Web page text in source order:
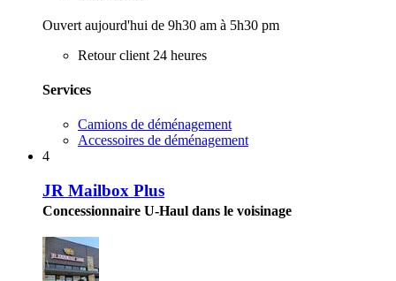
Ouvert aujourd'hui de 9h30 am à 5h30 pm
Retour client 24 heures
Services
Camions de déménagement
Accessoires de déménagement
4
JR Mailbox Plus
Concessionnaire U-Haul dans le voisinage